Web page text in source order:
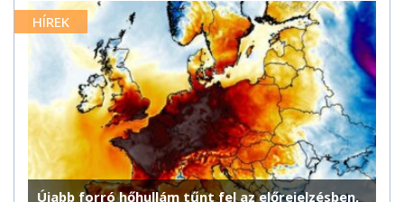
HÍREK
Újabb forró hőhullám tűnt fel az előrejelzésben,